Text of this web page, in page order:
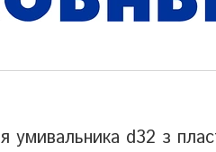
умивальника d32 з